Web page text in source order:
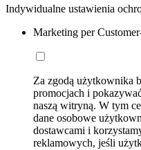
Indywidualne ustawienia
Marketing per
Za zgodą użytkownika
promocjach i
naszą witryną. W tym
dane osobowe
dostawcami i
reklamowych, jeśli